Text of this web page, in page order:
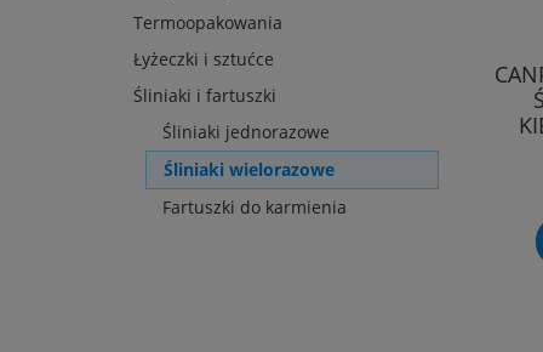
Termoopakowania
Łyżeczki i sztućce
Śliniaki i fartuszki
Śliniaki jednorazowe
Śliniaki wielorazowe
Fartuszki do karmienia